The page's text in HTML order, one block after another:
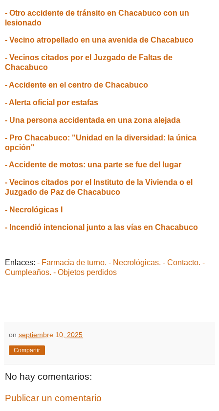
- Otro accidente de tránsito en Chacabuco con un
lesionado
- Vecino atropellado en una avenida de Chacabuco
- Vecinos citados por el Juzgado de Faltas de
Chacabuco
- Accidente en el centro de Chacabuco
- Alerta oficial por estafas
- Una persona accidentada en una zona alejada
- Pro Chacabuco: "Unidad en la diversidad: la única
opción"
- Accidente de motos: una parte se fue del lugar
- Vecinos citados por el Instituto de la Vivienda o el
Juzgado de Paz de Chacabuco
- Necrológicas I
- Incendió intencional junto a las vías en Chacabuco
Enlaces: - Farmacia de turno. - Necrológicas. - Contacto. -
Cumpleaños. - Objetos perdidos
on septiembre 10, 2025
Compartir
No hay comentarios:
Publicar un comentario